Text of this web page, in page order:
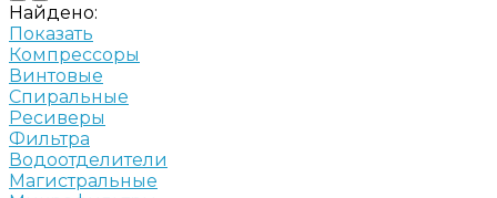
Найдено:
Показать
Компрессоры
Винтовые
Спиральные
Ресиверы
Фильтра
Водоотделители
Магистральные